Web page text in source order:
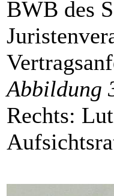
Abbildung
Rechts: